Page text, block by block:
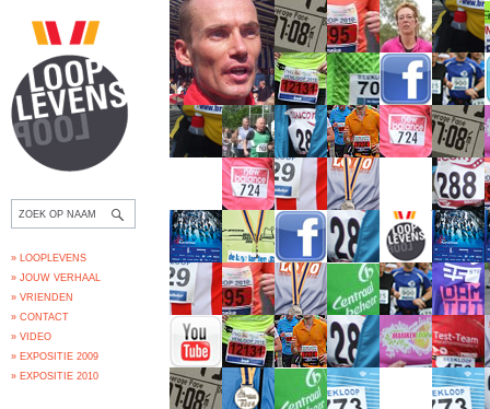
» LOOPLEVENS
» JOUW VERHAAL
» VRIENDEN
» CONTACT
» VIDEO
» EXPOSITIE 2009
» EXPOSITIE 2010